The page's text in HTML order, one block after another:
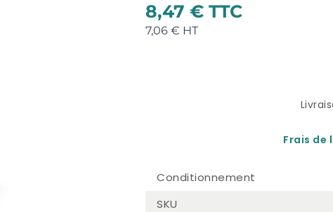
8,47 €
7,06 €
Frais de
Conditionnement
SKU